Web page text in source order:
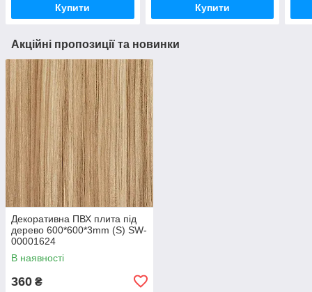
Купити Купити
Акційні пропозиції та новинки
Декоративна ПВХ плита під
дерево 600*600*3mm (S) SW-
00001624
В наявності
360 ₴